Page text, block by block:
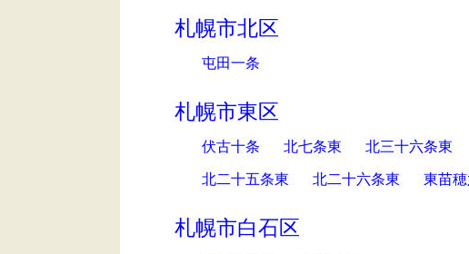
札幌市北区
屯田一条
札幌市東区
伏古十条 北七条東 北三十六条東
北二十五条東 北二十六条東 東苗
札幌市白石区